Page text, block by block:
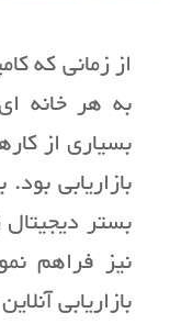
از زمانی که
به هر خانه
بسیاری از
بازاریابی
بستر دیجیتال
نیز فراهم
بازاریابی